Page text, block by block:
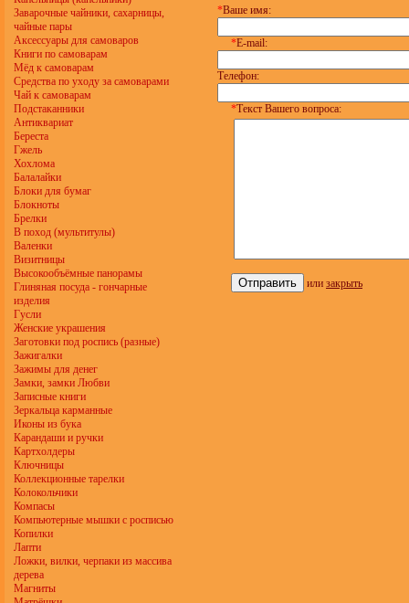
Заварочные чайники, сахарницы,
чайные пары
Аксессуары для самоваров
Книги по самоварам
Мёд к самоварам
Средства по уходу за самоварами
Чай к самоварам
Подстаканники
Антиквариат
Береста
Гжель
Хохлома
Балалайки
Блоки для бумаг
Блокноты
Брелки
В поход (мультитулы)
Валенки
Визитницы
Высокообъёмные панорамы
Глиняная посуда - гончарные
изделия
Гусли
Женские украшения
Заготовки под роспись (разные)
Зажигалки
Зажимы для денег
Замки, замки Любви
Записные книги
Зеркальца карманные
Иконы из бука
Карандаши и ручки
Картхолдеры
Ключницы
Коллекционные тарелки
Колокольчики
Компасы
Компьютерные мышки с росписью
Копилки
Лапти
Ложки, вилки, черпаки из массива
дерева
Магниты
*Ваше имя:
*E-mail:
Телефон:
*Текст Вашего вопроса:
или закрыть